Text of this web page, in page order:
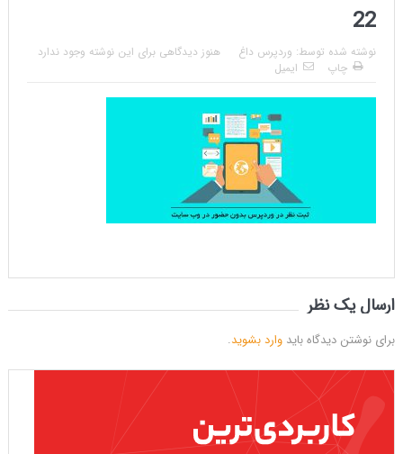
22
نوشته شده توسط: وردپرس داغ
هنوز دیدگاهی برای این نوشته وجود ندارد
چاپ
ایمیل
ارسال یک نظر
برای نوشتن دیدگاه باید وارد بشوید.